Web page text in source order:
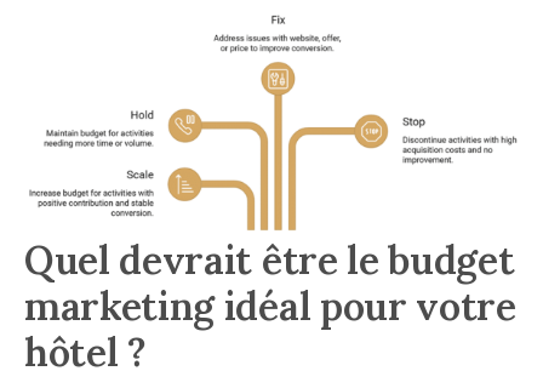
Quel devrait être le budget
marketing idéal pour votre
hôtel ?